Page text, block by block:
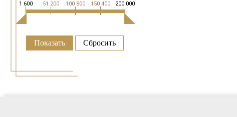
1 600 51 200 100 800 150 400 200 000